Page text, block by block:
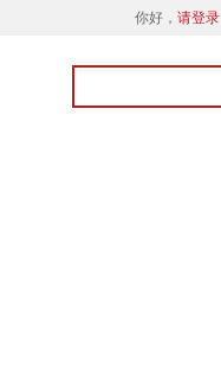
你好， 请登录